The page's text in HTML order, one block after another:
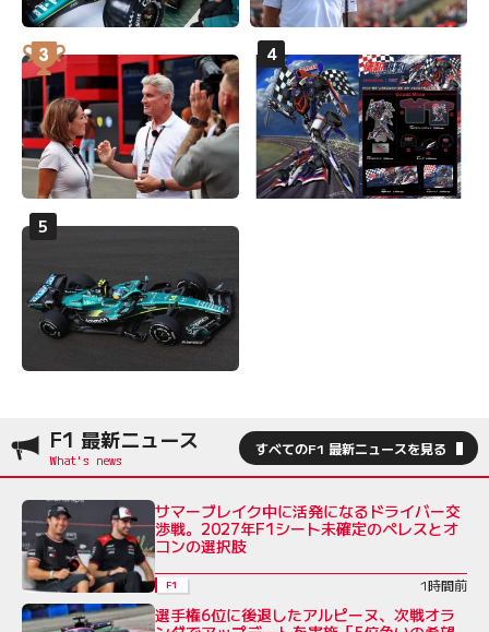
F1 最新ニュース すべてのF1 最新ニュースを見る
サマーブレイク中に活発になるドライバー交
渉戦。2027年F1シート未確定のペレスとオ
コンの選択肢
F1 1時間前
選手権6位に後退したアルピーヌ、次戦オラ